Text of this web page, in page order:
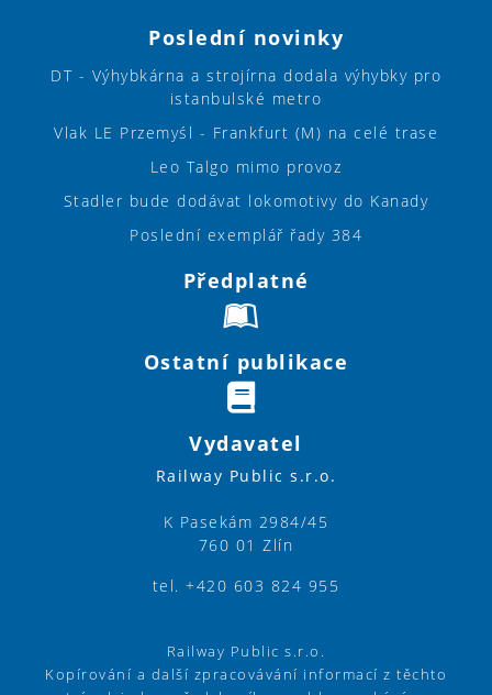
Poslední novinky
DT - Výhybkárna a strojírna dodala výhybky pro
istanbulské metro
Vlak LE Przemyśl - Frankfurt (M) na celé trase
Leo Talgo mimo provoz
Stadler bude dodávat lokomotivy do Kanady
Poslední exemplář řady 384
Předplatné
Ostatní publikace
Vydavatel
Railway Public s.r.o.
K Pasekám 2984/45
760 01 Zlín
tel. +420 603 824 955
Railway Public s.r.o.
Kopírování a další zpracovávání informací z těchto